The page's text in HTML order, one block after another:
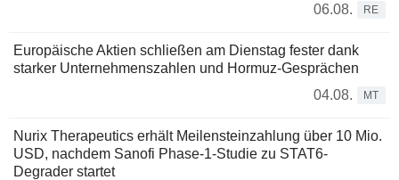
06.08.
RE
Europäische Aktien schließen am Dienstag fester dank
starker Unternehmenszahlen und Hormuz-Gesprächen
04.08.
MT
Nurix Therapeutics erhält Meilensteinzahlung über 10 Mio.
USD, nachdem Sanofi Phase-1-Studie zu STAT6-
Degrader startet